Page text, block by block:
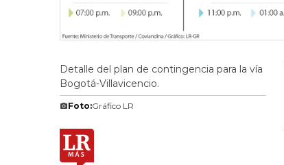
Detalle del plan de contingencia para la vía
Bogotá-Villavicencio.
Foto:Gráfico LR